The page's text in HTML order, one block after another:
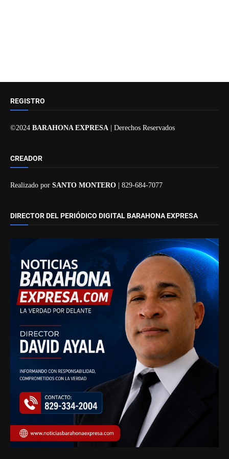
REGISTRO
©2024 BARAHONA EXPRESA | Derechos Reservados
CREADOR
Realizado por SANTO MONTERO | 829-684-7077
DIRECTOR DEL PERIÓDICO DIGITAL BARAHONA EXPRESA